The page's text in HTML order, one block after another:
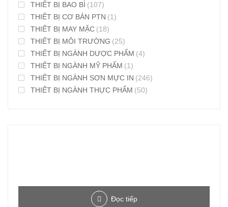
THIẾT BỊ BAO BÌ (107)
THIẾT BỊ CƠ BẢN PTN (1)
THIẾT BỊ MAY MẶC (18)
THIẾT BỊ MÔI TRƯỜNG (25)
THIẾT BỊ NGÀNH DƯỢC PHẨM (4)
THIẾT BỊ NGÀNH MỸ PHẨM (1)
THIẾT BỊ NGÀNH SƠN MỰC IN (246)
THIẾT BỊ NGÀNH THỰC PHẨM (50)
Đọc tiếp